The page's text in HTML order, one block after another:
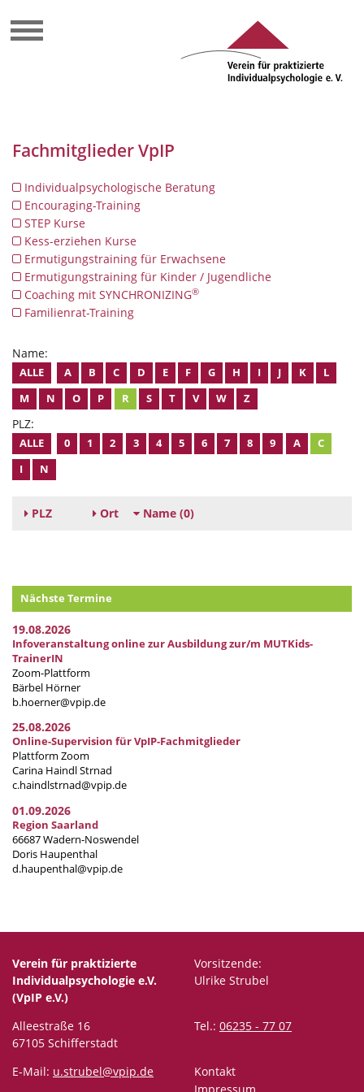
Fachmitglieder VpIP
Individualpsychologische Beratung
Encouraging-Training
STEP Kurse
Kess-erziehen Kurse
Ermutigungstraining für Erwachsene
Ermutigungstraining für Kinder / Jugendliche
Coaching mit SYNCHRONIZING®
Familienrat-Training
Name:
ALLE A B C D E F G H I J K
L
M
N O P R S T V W Z
PLZ:
ALLE 0 1 2 3 4 5 6 7 8 9 A
C
I
N
PLZ Ort Name (0)
Nächste Termine
19.08.2026
Infoveranstaltung online zur Ausbildung zur/m MUTKids-
TrainerIN
Zoom-Plattform
Bärbel Hörner
b.hoerner@vpip.de
25.08.2026
Online-Supervision für VpIP-Fachmitglieder
Plattform Zoom
Carina Haindl Strnad
c.haindlstrnad@vpip.de
01.09.2026
Region Saarland
66687 Wadern-Noswendel
Doris Haupenthal
d.haupenthal@vpip.de
Verein für praktizierte
Individualpsychologie e.V.
(VpIP e.V.)
Vorsitzende:
Ulrike Strubel
Alleestraße 16
67105 Schifferstadt
Tel.: 06235 - 77 07
E-Mail: u.strubel@vpip.de
Kontakt